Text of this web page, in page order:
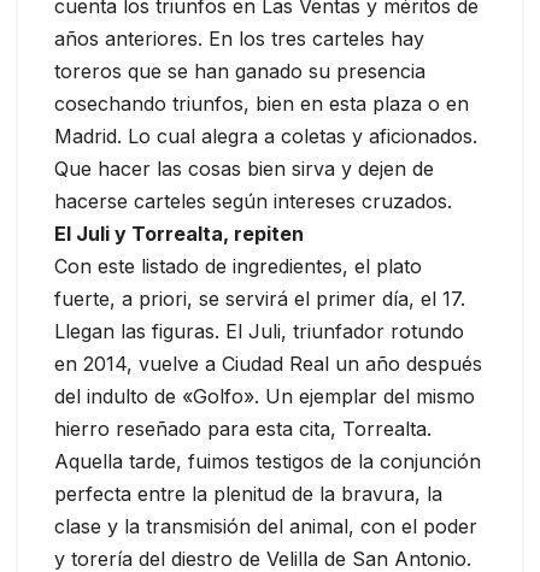
cuenta los triunfos en Las Ventas y méritos de
años anteriores. En los tres carteles hay
toreros que se han ganado su presencia
cosechando triunfos, bien en esta plaza o en
Madrid. Lo cual alegra a coletas y aficionados.
Que hacer las cosas bien sirva y dejen de
hacerse carteles según intereses cruzados.
El Juli y Torrealta, repiten
Con este listado de ingredientes, el plato
fuerte, a priori, se servirá el primer día, el 17.
Llegan las figuras. El Juli, triunfador rotundo
en 2014, vuelve a Ciudad Real un año después
del indulto de «Golfo». Un ejemplar del mismo
hierro reseñado para esta cita, Torrealta.
Aquella tarde, fuimos testigos de la conjunción
perfecta entre la plenitud de la bravura, la
clase y la transmisión del animal, con el poder
y torería del diestro de Velilla de San Antonio.